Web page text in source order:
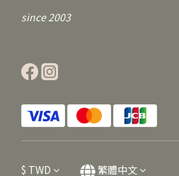
since 2003
$ TWD 繁體中文